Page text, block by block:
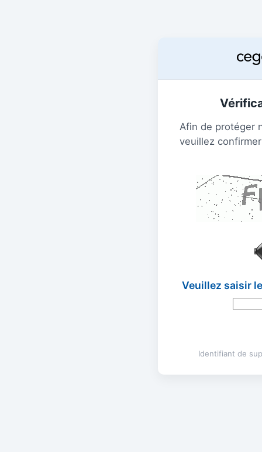
Afin de protéger
veuillez
Veuillez saisir
Identifiant de